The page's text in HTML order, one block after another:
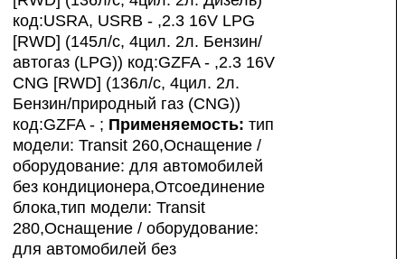
код:USRA, USRB - ,2.3 16V LPG
[RWD] (145л/с, 4цил. 2л. Бензин/
автогаз (LPG)) код:GZFA - ,2.3 16V
CNG [RWD] (136л/с, 4цил. 2л.
Бензин/природный газ (CNG))
код:GZFA - ; Применяемость: тип
модели: Transit 260,Оснащение /
оборудование: для автомобилей
без кондиционера,Отсоединение
блока,тип модели: Transit
280,Оснащение / оборудование:
для автомобилей без